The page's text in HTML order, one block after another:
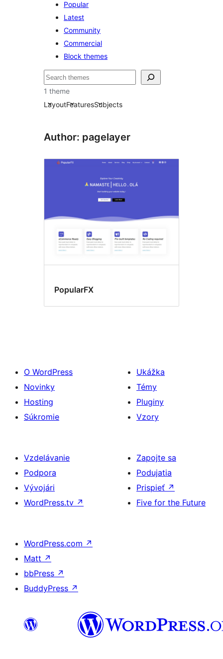
Popular
Latest
Community
Commercial
Block themes
Hľadať
1 theme
LayoutFeaturesSubjects
Author: pagelayer
PopularFX
O WordPress
Novinky
Hosting
Súkromie
Ukážka
Témy
Pluginy
Vzory
Vzdelávanie
Podpora
Vývojári
WordPress.tv ↗
Zapojte sa
Podujatia
Prispieť ↗
Five for the Future
WordPress.com ↗
Matt ↗
bbPress ↗
BuddyPress ↗